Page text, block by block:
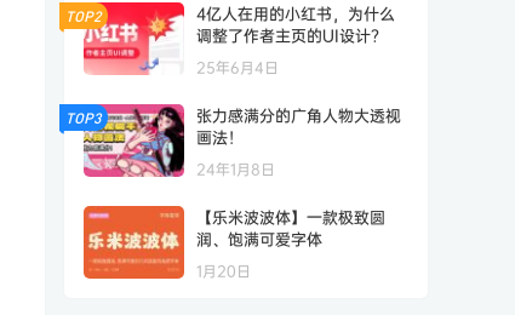
TOP2
4亿人在用的小红书，为什么
调整了作者主页的UI设计？
25年6月4日
TOP3
张力感满分的广角人物大透视
画法！
24年1月8日
【乐米波波体】一款极致圆
润、饱满可爱字体
1月20日